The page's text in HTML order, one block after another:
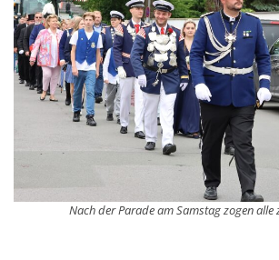
Nach der Parade am Samstag zogen alle